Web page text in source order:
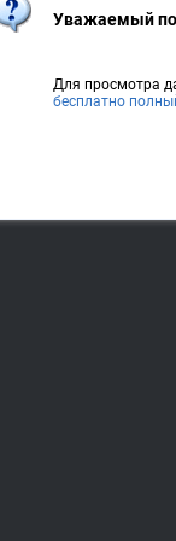
Уважаемый
Для просмотра
бесплатно